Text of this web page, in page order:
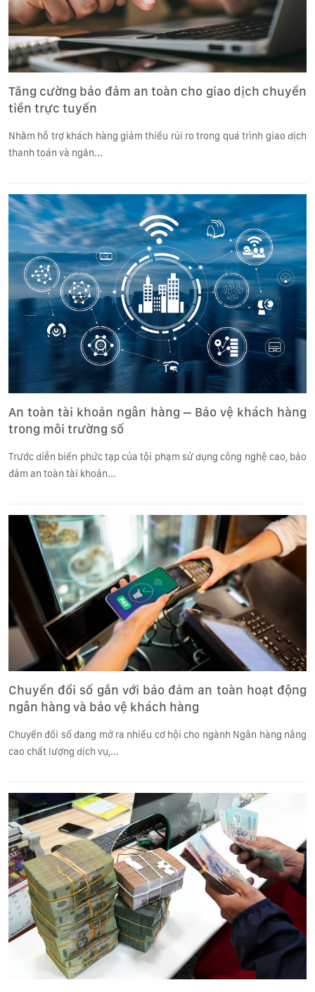
Tăng cường bảo đảm an toàn cho giao dịch chuyển
tiền trực tuyến
Nhằm hỗ trợ khách hàng giảm thiểu rủi ro trong quá trình giao dịch
thanh toán và ngăn...
An toàn tài khoản ngân hàng – Bảo vệ khách hàng
trong môi trường số
Trước diễn biến phức tạp của tội phạm sử dụng công nghệ cao, bảo
đảm an toàn tài khoản...
Chuyển đổi số gắn với bảo đảm an toàn hoạt động
ngân hàng và bảo vệ khách hàng
Chuyển đổi số đang mở ra nhiều cơ hội cho ngành Ngân hàng nâng
cao chất lượng dịch vụ,...